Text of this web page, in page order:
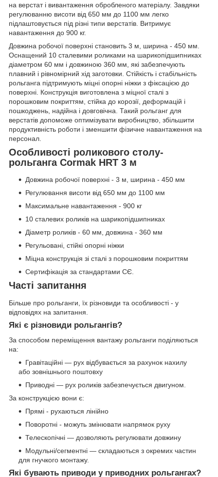
на верстат і вивантаження обробленого матеріалу. Завдяки
регулюванню висоти від 650 мм до 1100 мм легко
підлаштовується під різні типи верстатів. Витримує
навантаження до 900 кг.
Довжина робочої поверхні становить 3 м, ширина - 450 мм.
Оснащений 10 сталевими роликами на шарикопідшипниках
діаметром 60 мм і довжиною 360 мм, які забезпечують
плавний і рівномірний хід заготовки. Стійкість і стабільність
рольганга підтримують міцні опорні ніжки з фіксацією до
поверхні. Конструкція виготовлена з міцної сталі з
порошковим покриттям, стійка до корозії, деформацій і
пошкоджень, надійна і довговічна. Такий рольганг для
верстатів допоможе оптимізувати виробництво, збільшити
продуктивність роботи і зменшити фізичне навантаження на
персонал.
Особливості роликового столу-
рольганга Cormak HRT 3 м
Довжина робочої поверхні - 3 м, ширина - 450 мм
Регулювання висоти від 650 мм до 1100 мм
Максимальне навантаження - 900 кг
10 сталевих роликів на шарикопідшипниках
Діаметр роликів - 60 мм, довжина - 360 мм
Регульовані, стійкі опорні ніжки
Міцна конструкція зі сталі з порошковим покриттям
Сертифікація за стандартами СЄ.
Часті запитання
Більше про рольганги, їх різновиди та особливості - у
відповідях на запитання.
Які є різновиди рольгангів?
За способом переміщення вантажу рольганги поділяються
на:
Гравітаційні — рух відбувається за рахунок нахилу
або зовнішнього поштовху
Приводні — рух роликів забезпечується двигуном.
За конструкцією вони є:
Прямі - рухаються лінійно
Поворотні - можуть змінювати напрямок руху
Телескопічні — дозволяють регулювати довжину
Модульні/сегментні — складаються з окремих частин
для гнучкого монтажу.
Які бувають приводи у приводних рольгангах?